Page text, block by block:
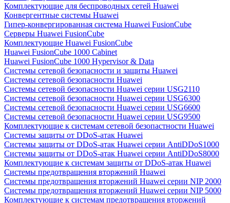
Комплектующие для беспроводных сетей Huawei
Конвергентные системы Huawei
Гипер-конвергированная система Huawei FusionCube
Серверы Huawei FusionCube
Комплектующие Huawei FusionCube
Huawei FusionCube 1000 Cabinet
Huawei FusionCube 1000 Hypervisor & Data
Системы сетевой безопасности и защиты Huawei
Системы сетевой безопасности Huawei
Системы сетевой безопасности Huawei серии USG2110
Системы сетевой безопасности Huawei серии USG6300
Системы сетевой безопасности Huawei серии USG6600
Системы сетевой безопасности Huawei серии USG9500
Комплектующие к системам сетевой безопастности Huawei
Системы защиты от DDoS-атак Huawei
Системы защиты от DDoS-атак Huawei серии AntiDDoS1000
Системы защиты от DDoS-атак Huawei серии AntiDDoS8000
Комплектующие к системам защиты от DDoS-атак Huawei
Системы предотвращения вторжений Huawei
Системы предотвращения вторжений Huawei серии NIP 2000
Системы предотвращения вторжений Huawei серии NIP 5000
Комплектующие к системам предотвращения вторжений